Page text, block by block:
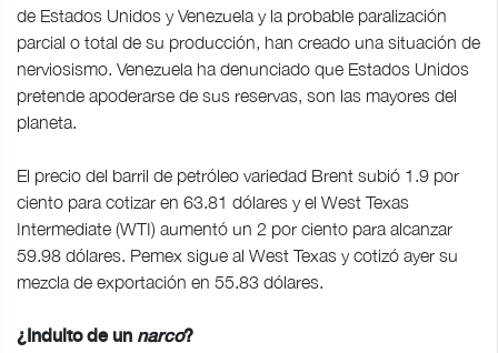
de Estados Unidos y Venezuela y la probable paralización
parcial o total de su producción, han creado una situación de
nerviosismo. Venezuela ha denunciado que Estados Unidos
pretende apoderarse de sus reservas, son las mayores del
planeta.
El precio del barril de petróleo variedad Brent subió 1.9 por
ciento para cotizar en 63.81 dólares y el West Texas
Intermediate (WTI) aumentó un 2 por ciento para alcanzar
59.98 dólares. Pemex sigue al West Texas y cotizó ayer su
mezcla de exportación en 55.83 dólares.
¿Indulto de un narco?